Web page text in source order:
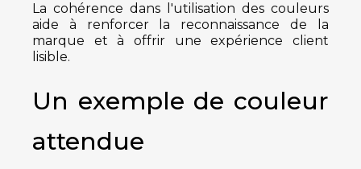
La cohérence dans l'utilisation des couleurs
aide à renforcer la reconnaissance de la
marque et à offrir une expérience client
lisible.
Un exemple de couleur
attendue